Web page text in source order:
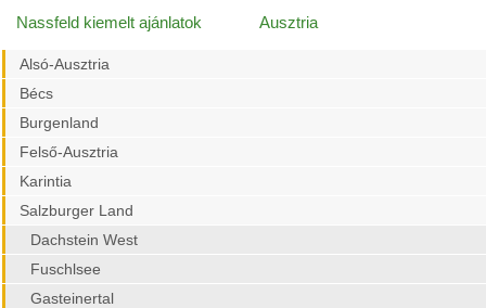
Nassfeld kiemelt ajánlatok
Ausztria
Alsó-Ausztria
Bécs
Burgenland
Felső-Ausztria
Karintia
Salzburger Land
Dachstein West
Fuschlsee
Gasteinertal